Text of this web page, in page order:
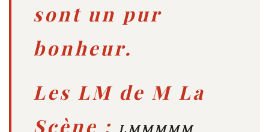
sont un pur
bonheur.
Les LM de M La
Scène :